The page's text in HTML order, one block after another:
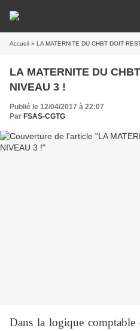
Accueil » LA MATERNITE DU CHBT DOIT
LA MATERNITE DU
NIVEAU 3 !
Publié le 12/04/2017 à 22:07
Par FSAS-CGTG
Dans la logique comptable